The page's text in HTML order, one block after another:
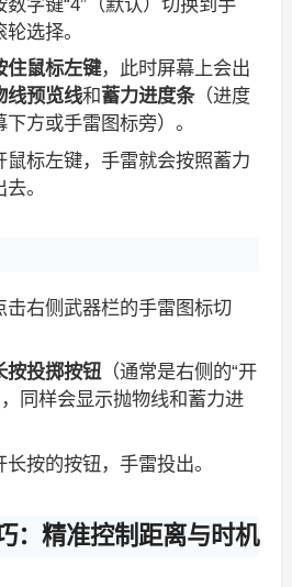
选择。
住鼠标左键，此时屏幕上会出
线预览线和蓄力进度条（进度
方或手雷图标旁）。
鼠标左键，手雷就会按照蓄力
。
击右侧武器栏的手雷图标切
按投掷按钮（通常是右侧的“开
同样会显示抛物线和蓄力进
按的按钮，手雷投出。
：精准控制距离与时机